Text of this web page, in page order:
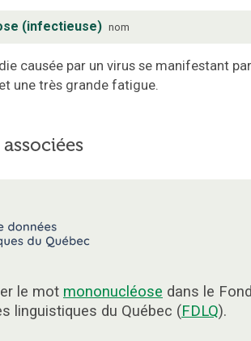
(infectieuse) nom
causée par un virus se manifestant
une très grande fatigue.
le mot mononucléose dans le
linguistiques du Québec (FDLQ).